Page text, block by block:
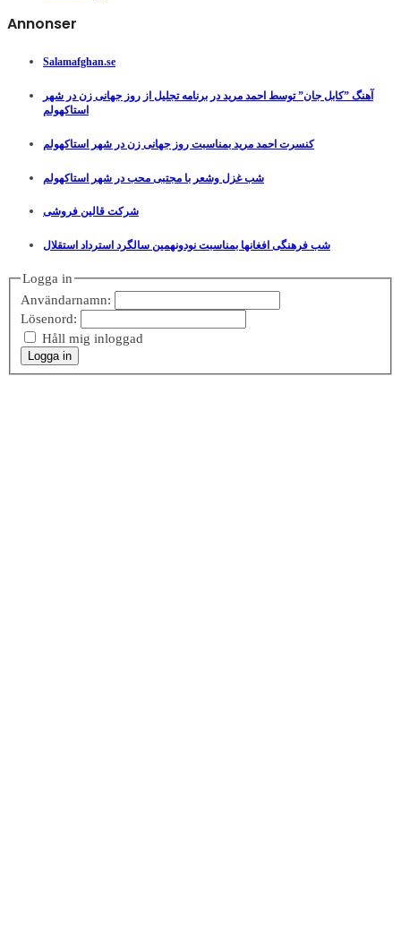
Annonser
Salamafghan.se
آهنگ ”کابل جان” توسط احمد مرید در برنامه تجلیل از روز جهانی زن در شهر
استاکهولم
کنسرت احمد مرید بمناسبت روز جهانی زن در شهر استاکهولم
شب غزل وشعر با مجتبی محب در شهر استاکهولم
شرکت قالین فروشی
شب فرهنگی افغانها بمناسبت نودونهمین سالگرد استرداد استقلال
Logga in
Användarnamn:
Lösenord:
Håll mig inloggad
Logga in